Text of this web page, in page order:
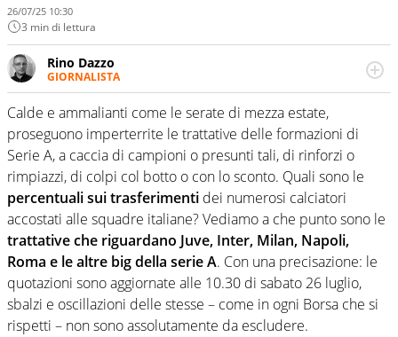
26/07/25 10:30
3 min di lettura
Rino Dazzo
GIORNALISTA
Se mai ci fosse modo di traslare il glossario del calcio in
una nicchia di esperti, lui ne farebbe parte. Non si perde
una svista arbitrale né gli umori social del mondo delle
curve
Calde e ammalianti come le serate di mezza estate,
proseguono imperterrite le trattative delle formazioni di
Serie A, a caccia di campioni o presunti tali, di rinforzi o
rimpiazzi, di colpi col botto o con lo sconto. Quali sono le
percentuali sui trasferimenti dei numerosi calciatori
accostati alle squadre italiane? Vediamo a che punto sono le
trattative che riguardano Juve, Inter, Milan, Napoli,
Roma e le altre big della serie A. Con una precisazione: le
quotazioni sono aggiornate alle 10.30 di sabato 26 luglio,
sbalzi e oscillazioni delle stesse – come in ogni Borsa che si
rispetti – non sono assolutamente da escludere.